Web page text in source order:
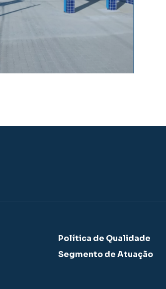
Política de Qualidade
Segmento de Atuação